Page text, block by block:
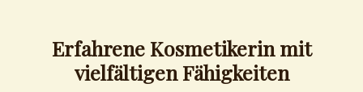
Erfahrene Kosmetikerin mit
vielfältigen Fähigkeiten